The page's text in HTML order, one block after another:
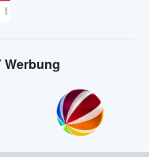
Werbung